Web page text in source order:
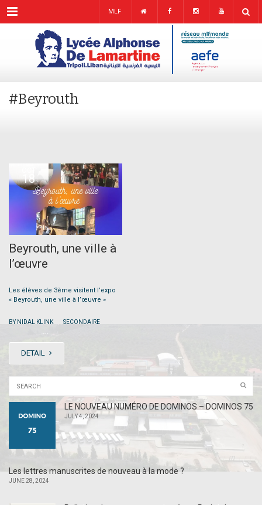
Menu MLF
#Beyrouth
18
Beyrouth, une ville à
l’œuvre
Les élèves de 3ème visitent l’expo
« Beyrouth, une ville à l’œuvre »
BY NIDAL KLINK SECONDAIRE
DETAIL
LE NOUVEAU NUMÉRO DE DOMINOS – DOMINOS 75
JULY 4, 2024
Les lettres manuscrites de nouveau à la mode ?
JUNE 28, 2024